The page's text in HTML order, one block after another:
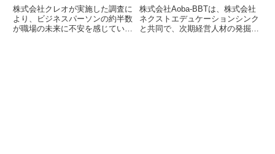
ン浸透の3つの対策が明ら
かに
株式会社クレオが実施した調査に
より、ビジネスパーソンの約半数
が職場の未来に不安を感じている
の提供を開始
株式会社Aoba-BBTは、株式会社
ネクストエデュケーションシンク
と共同で、次期経営人材の発掘・